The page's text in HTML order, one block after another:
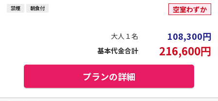
禁煙 朝食付 空室わずか
大人１名 108,300円
基本代金合計 216,600円
プランの詳細